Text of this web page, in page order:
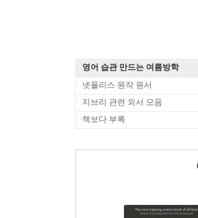
영어 습관 만드는 여름방학
넷플리스 원작 원서
지브리 관련 외서 모음
책보다 부록